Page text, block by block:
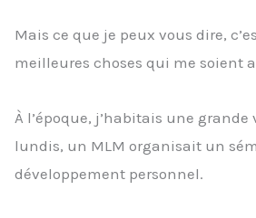
Mais ce que je peux vous dire,
meilleures choses qui me soient
À l’époque, j’habitais une grande
lundis, un MLM organisait un
développement personnel.